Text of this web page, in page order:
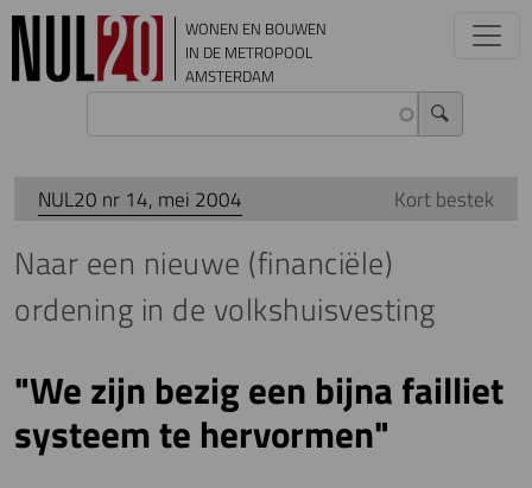
Overslaan en naar de inhoud gaan
WONEN EN BOUWEN
IN DE METROPOOL
AMSTERDAM
NUL20 nr 14, mei 2004 Kort bestek
Naar een nieuwe (financiële)
ordening in de volkshuisvesting
"We zijn bezig een bijna failliet
systeem te hervormen"